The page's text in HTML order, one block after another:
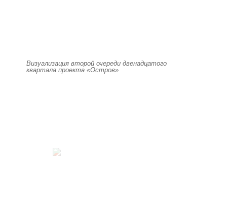
Визуализация второй очереди двенадцатого
квартала проекта «Остров»